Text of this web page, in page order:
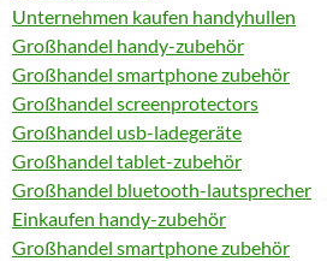
Unternehmen kaufen handyhullen
Großhandel handy-zubehör
Großhandel smartphone zubehör
Großhandel screenprotectors
Großhandel usb-ladegeräte
Großhandel tablet-zubehör
Großhandel bluetooth-lautsprecher
Einkaufen handy-zubehör
Großhandel smartphone zubehör